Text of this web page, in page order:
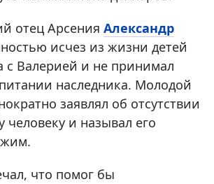
отец Арсения Александр
исчез из жизни детей
с Валерией и не принимал
наследника. Молодой
заявлял об отсутствии
человеку и называл его
что помог бы